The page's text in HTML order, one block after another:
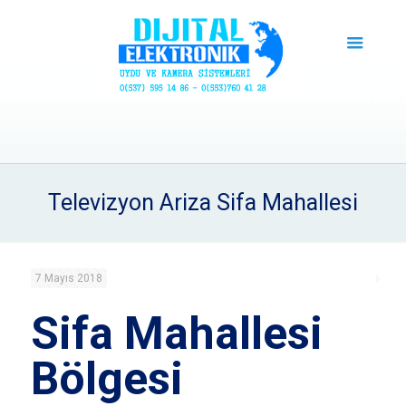
Televizyon Ariza Sifa Mahallesi
7 Mayıs 2018
Sifa Mahallesi
Bölgesi